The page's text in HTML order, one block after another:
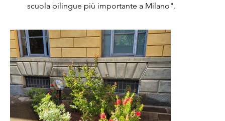
scuola bilingue più importante a Milano".